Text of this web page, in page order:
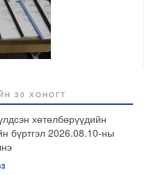
30 ХОНОГТ
хөтөлбөрүүдийн
бүртгэл 2026.08.10-ны